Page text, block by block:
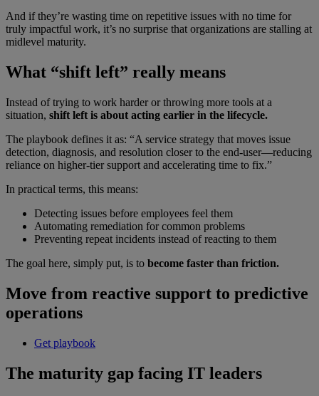
And if they’re wasting time on repetitive issues with no time for
truly impactful work, it’s no surprise that organizations are stalling at
midlevel maturity.
What “shift left” really means
Instead of trying to work harder or throwing more tools at a
situation, shift left is about acting earlier in the lifecycle.
The playbook defines it as: “A service strategy that moves issue
detection, diagnosis, and resolution closer to the end-user—reducing
reliance on higher-tier support and accelerating time to fix.”
In practical terms, this means:
Detecting issues before employees feel them
Automating remediation for common problems
Preventing repeat incidents instead of reacting to them
The goal here, simply put, is to become faster than friction.
Move from reactive support to predictive
operations
Get playbook
The maturity gap facing IT leaders